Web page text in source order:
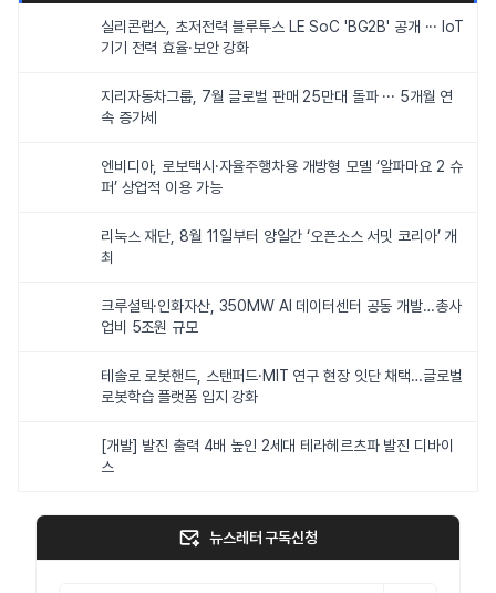
실리콘랩스, 초저전력 블루투스 LE SoC 'BG2B' 공개 ··· IoT
기기 전력 효율·보안 강화
지리자동차그룹, 7월 글로벌 판매 25만대 돌파 ··· 5개월 연
속 증가세
엔비디아, 로보택시·자율주행차용 개방형 모델 ‘알파마요 2 슈
퍼’ 상업적 이용 가능
리눅스 재단, 8월 11일부터 양일간 ‘오픈소스 서밋 코리아’ 개
최
크루셜텍·인화자산, 350MW AI 데이터센터 공동 개발…총사
업비 5조원 규모
테솔로 로봇핸드, 스탠퍼드·MIT 연구 현장 잇단 채택…글로벌
로봇학습 플랫폼 입지 강화
[개발] 발진 출력 4배 높인 2세대 테라헤르츠파 발진 디바이
스
뉴스레터 구독신청